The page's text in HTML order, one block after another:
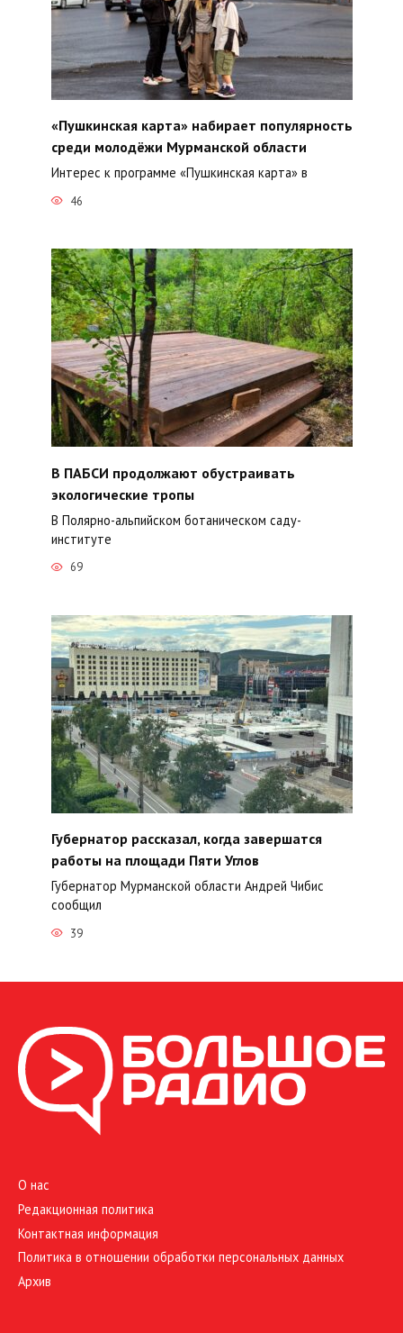
«Пушкинская карта» набирает популярность
среди молодёжи Мурманской области
Интерес к программе «Пушкинская карта» в
46
В ПАБСИ продолжают обустраивать
экологические тропы
В Полярно-альпийском ботаническом саду-
институте
69
Губернатор рассказал, когда завершатся
работы на площади Пяти Углов
Губернатор Мурманской области Андрей Чибис
сообщил
39
О нас
Редакционная политика
Контактная информация
Политика в отношении обработки персональных данных
Архив